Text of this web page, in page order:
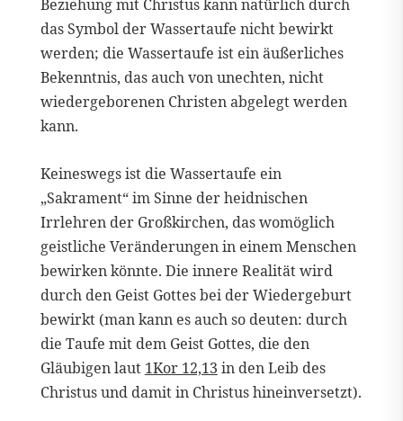
Beziehung mit Christus kann natürlich durch
das Symbol der Wassertaufe nicht bewirkt
werden; die Wassertaufe ist ein äußerliches
Bekenntnis, das auch von unechten, nicht
wiedergeborenen Christen abgelegt werden
kann.
Keineswegs ist die Wassertaufe ein
„Sakrament“ im Sinne der heidnischen
Irrlehren der Großkirchen, das womöglich
geistliche Veränderungen in einem Menschen
bewirken könnte. Die innere Realität wird
durch den Geist Gottes bei der Wiedergeburt
bewirkt (man kann es auch so deuten: durch
die Taufe mit dem Geist Gottes, die den
Gläubigen laut 1Kor 12,13 in den Leib des
Christus und damit in Christus hineinversetzt).